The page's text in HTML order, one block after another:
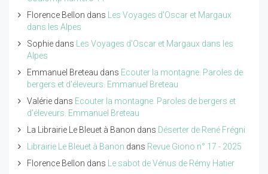
Florence Bellon dans Les Voyages d'Oscar et Margaux
dans les Alpes
Sophie dans Les Voyages d'Oscar et Margaux dans les
Alpes
Emmanuel Breteau dans Ecouter la montagne. Paroles de
bergers et d'éleveurs. Emmanuel Breteau
Valérie dans Ecouter la montagne. Paroles de bergers et
d'éleveurs. Emmanuel Breteau
La Librairie Le Bleuet à Banon dans Déserter de René Frégni
Librairie Le Bleuet à Banon dans Revue Giono n° 17 - 2025
Florence Bellon dans Le sabot de Vénus de Rémy Hatier